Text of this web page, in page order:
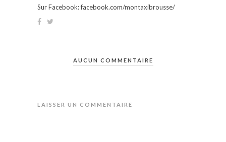
Sur Facebook: facebook.com/montaxibrousse/
AUCUN COMMENTAIRE
LAISSER UN COMMENTAIRE